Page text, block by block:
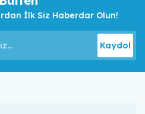
İlk Siz Haberdar Olun!
Kaydol